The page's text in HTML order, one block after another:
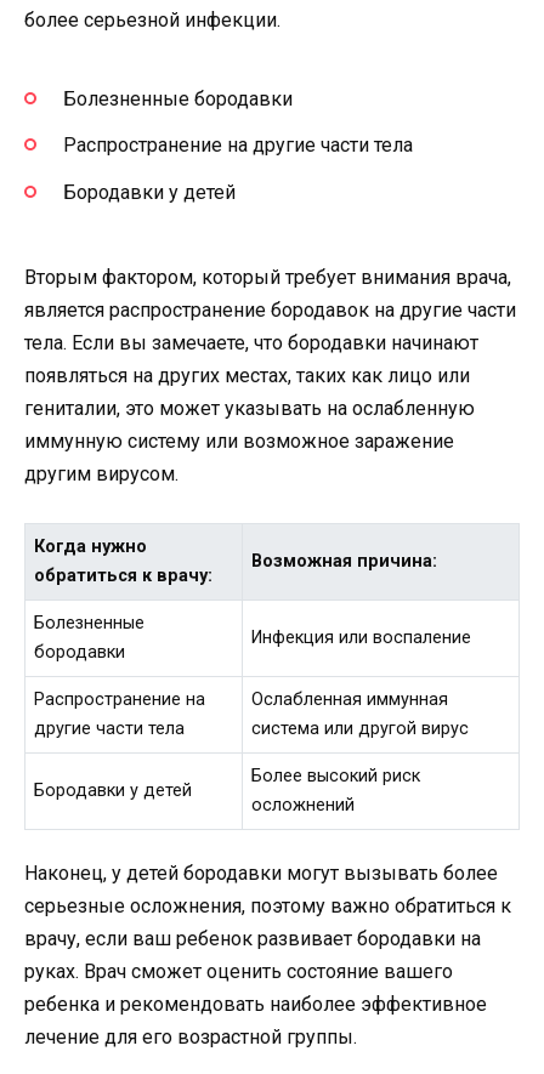
более серьезной инфекции.
Болезненные бородавки
Распространение на другие части тела
Бородавки у детей
Вторым фактором, который требует внимания врача,
является распространение бородавок на другие части
тела. Если вы замечаете, что бородавки начинают
появляться на других местах, таких как лицо или
гениталии, это может указывать на ослабленную
иммунную систему или возможное заражение
другим вирусом.
Когда нужно
обратиться к врачу:
Возможная причина:
Болезненные
бородавки
Инфекция или воспаление
Распространение на
другие части тела
Ослабленная иммунная
система или другой вирус
Бородавки у детей
Более высокий риск
осложнений
Наконец, у детей бородавки могут вызывать более
серьезные осложнения, поэтому важно обратиться к
врачу, если ваш ребенок развивает бородавки на
руках. Врач сможет оценить состояние вашего
ребенка и рекомендовать наиболее эффективное
лечение для его возрастной группы.